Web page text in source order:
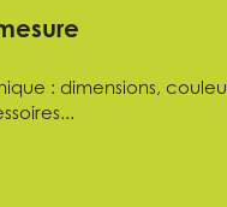
: dimensions,